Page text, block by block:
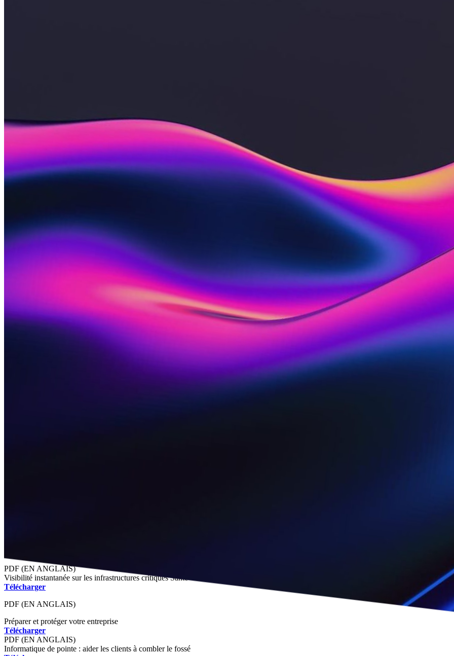
PDF (EN ANGLAIS)
Visibilité instantanée sur les infrastructures critiques Santé
Télécharger
PDF (EN ANGLAIS)
Préparer et protéger votre entreprise
Télécharger
PDF (EN ANGLAIS)
Informatique de pointe : aider les clients à combler le fossé